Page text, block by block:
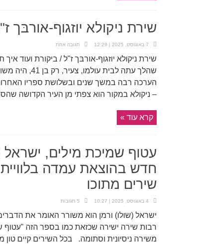
שירת ניקולא יוזגוף-אורבּך
7 באוגוסט, 2025 | 12:29 תגובה אחת
שהלך עתה לבית
הערכה רבה במשך שנים ובשלושת ספריו
– ניקולא במקור הוא צפתי מן העיר הקדושה
קרא עוד »
עטוף שמיכת מילים, ישראל
חדש בהוצאת עמדה
שירים מתוכו
4 באוגוסט, 2025 | 10:27 5 תגובות
ישראל (שולו) ורמן הוא משורר האומר את
רבות שירה ישירה שכזאת כמו בספר הזה "עטוף
משירה ניסיונית וסתומה. בכל השירים קיים טון